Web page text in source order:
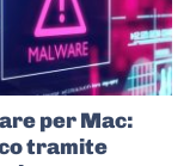
per Mac:
tramite